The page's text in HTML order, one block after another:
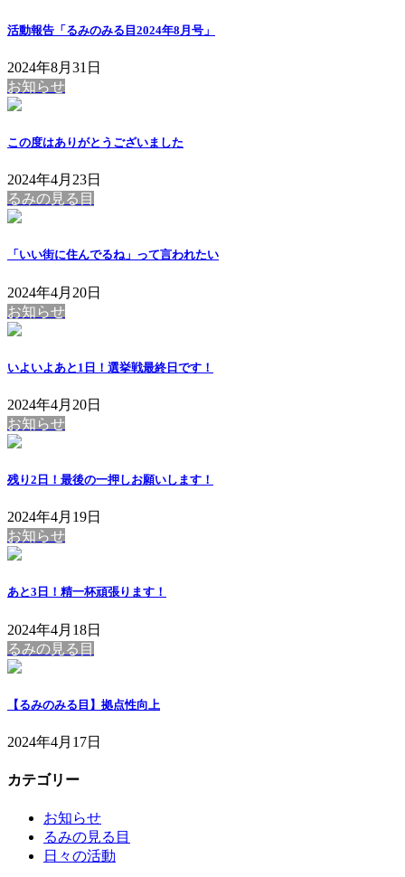
活動報告「るみのみる目2024年8月号」
2024年8月31日
お知らせ
この度はありがとうございました
2024年4月23日
るみの見る目
「いい街に住んでるね」って言われたい
2024年4月20日
お知らせ
いよいよあと1日！選挙戦最終日です！
2024年4月20日
お知らせ
残り2日！最後の一押しお願いします！
2024年4月19日
お知らせ
あと3日！精一杯頑張ります！
2024年4月18日
るみの見る目
【るみのみる目】拠点性向上
2024年4月17日
カテゴリー
お知らせ
るみの見る目
日々の活動